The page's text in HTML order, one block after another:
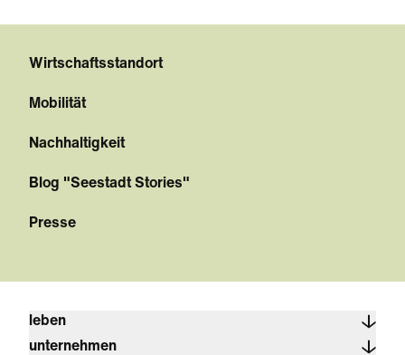
Wirtschaftsstandort
Mobilität
Nachhaltigkeit
Blog "Seestadt Stories"
Presse
leben
unternehmen